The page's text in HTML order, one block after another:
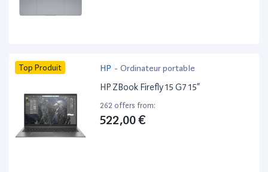
Top Produit HP - Ordinateur portable
HP ZBook Firefly 15 G7 15”
262 offers from:
522,00 €